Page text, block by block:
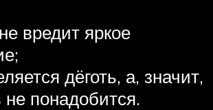
вредит яркое
дёготь, а, значит,
не понадобится.